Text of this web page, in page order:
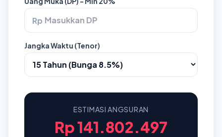
Rp
Jangka Waktu (Tenor)
ESTIMASI ANGSURAN
Rp 141.802.497